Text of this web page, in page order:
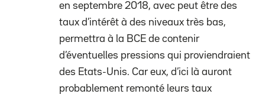
en septembre 2018, avec peut être des
taux d’intérêt à des niveaux très bas,
permettra à la BCE de contenir
d’éventuelles pressions qui proviendraient
des Etats-Unis. Car eux, d’ici là auront
probablement remonté leurs taux